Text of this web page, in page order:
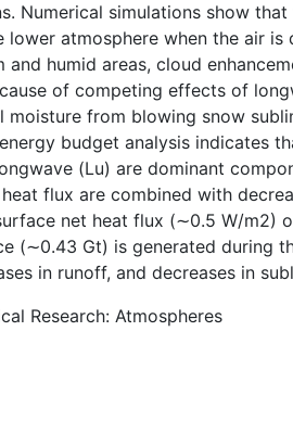
Numerical simulations show
lower atmosphere when the air
and humid areas, cloud
of competing effects of
moisture from blowing snow
budget analysis indicates
(Lu) are dominant
heat flux are combined with
net heat flux (∼0.5 W/m2)
(∼0.43 Gt) is generated during
in runoff, and decreases in
Research: Atmospheres